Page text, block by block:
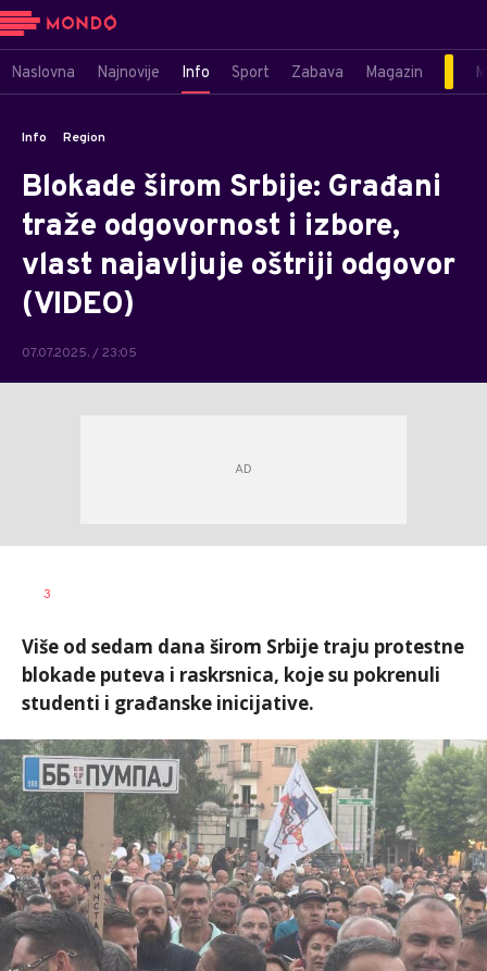
Naslovna Najnovije Info Sport Zabava Magazin
Info Region
Blokade širom Srbije: Građani
traže odgovornost i izbore,
vlast najavljuje oštriji odgovor
(VIDEO)
07.07.2025. / 23:05
AUTOR
3
Više od sedam dana širom Srbije traju protestne
blokade puteva i raskrsnica, koje su pokrenuli
studenti i građanske inicijative.